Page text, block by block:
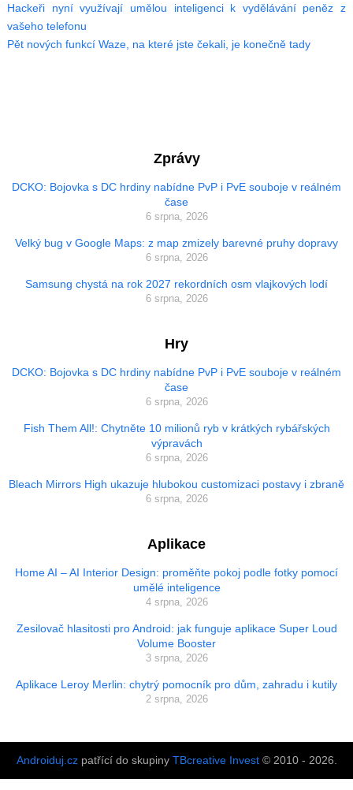
Hackeři nyní využívají umělou inteligenci k vydělávání peněz z
vašeho telefonu
Pět nových funkcí Waze, na které jste čekali, je konečně tady
Zprávy
DCKO: Bojovka s DC hrdiny nabídne PvP i PvE souboje v reálném
čase
6 srpna, 2026
Velký bug v Google Maps: z map zmizely barevné pruhy dopravy
6 srpna, 2026
Samsung chystá na rok 2027 rekordních osm vlajkových lodí
6 srpna, 2026
Hry
DCKO: Bojovka s DC hrdiny nabídne PvP i PvE souboje v reálném
čase
6 srpna, 2026
Fish Them All!: Chytněte 10 milionů ryb v krátkých rybářských
výpravách
6 srpna, 2026
Bleach Mirrors High ukazuje hlubokou customizaci postavy i zbraně
6 srpna, 2026
Aplikace
Home AI – AI Interior Design: proměňte pokoj podle fotky pomocí
umělé inteligence
4 srpna, 2026
Zesilovač hlasitosti pro Android: jak funguje aplikace Super Loud
Volume Booster
3 srpna, 2026
Aplikace Leroy Merlin: chytrý pomocník pro dům, zahradu i kutily
2 srpna, 2026
Androiduj.czpatřící do skupiny TBcreative Invest© 2010 - 2026.